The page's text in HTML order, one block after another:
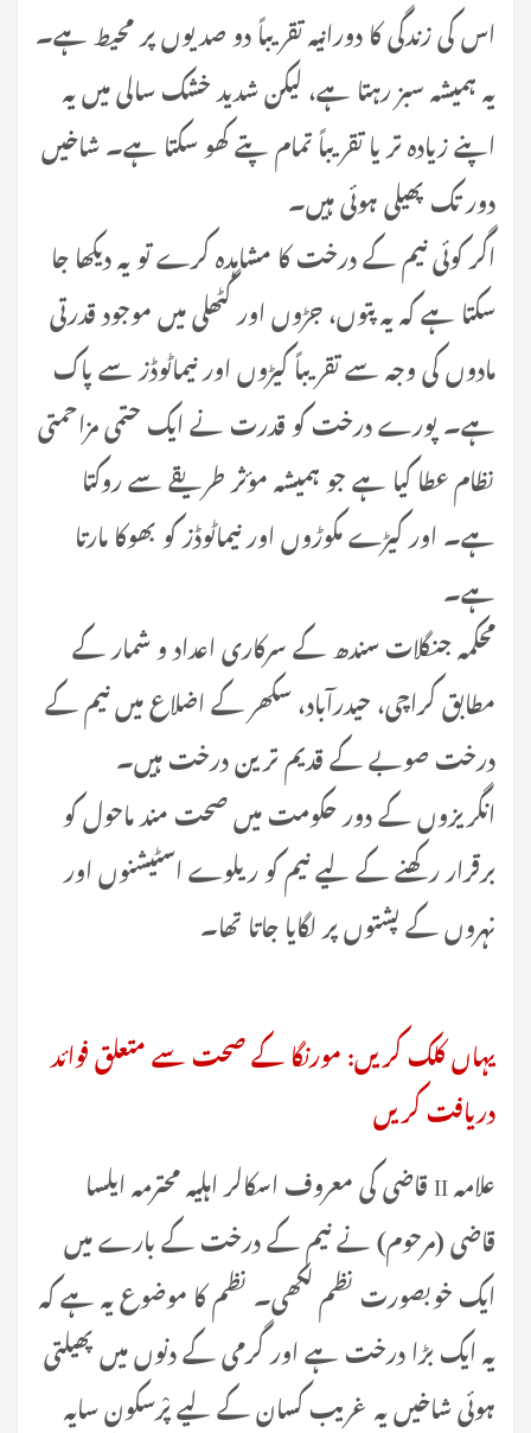
اس کی زندگی کا دورانیہ تقریباً دو صدیوں پر محیط ہے۔
یہ ہمیشہ سبز رہتا ہے، لیکن شدید خشک سالی میں یہ
اپنے زیادہ تر یا تقریباً تمام پتے کھو سکتا ہے۔ شاخیں
دور تک پھیلی ہوئی ہیں۔
اگر کوئی نیم کے درخت کا مشاہدہ کرے تو یہ دیکھا جا
سکتا ہے کہ یہ پتوں، جڑوں اور گٹھلی میں موجود قدرتی
مادوں کی وجہ سے تقریباً کیڑوں اور نیماٹوڈز سے پاک
ہے۔ پورے درخت کو قدرت نے ایک حتمی مزاحمتی
نظام عطا کیا ہے جو ہمیشہ مؤثر طریقے سے روکتا
ہے۔ اور کیڑے مکوڑوں اور نیماٹوڈز کو بھوکا مارتا
ہے۔
محکمہ جنگلات سندھ کے سرکاری اعداد و شمار کے
مطابق کراچی، حیدرآباد، سکھر کے اضلاع میں نیم کے
درخت صوبے کے قدیم ترین درخت ہیں۔
انگریزوں کے دور حکومت میں صحت مند ماحول کو
برقرار رکھنے کے لیے نیم کو ریلوے اسٹیشنوں اور
نہروں کے پشتوں پر لگایا جاتا تھا۔
یہاں کلک کریں: مورنگا کے صحت سے متعلق فوائد
دریافت کریں
علامہ II قاضی کی معروف اسکالر اہلیہ محترمہ ایلسا
قاضی (مرحوم) نے نیم کے درخت کے بارے میں
ایک خوبصورت نظم لکھی۔ نظم کا موضوع یہ ہے کہ
یہ ایک بڑا درخت ہے اور گرمی کے دنوں میں پھیلتی
ہوئی شاخیں یہ غریب کسان کے لیے پْرسکون سایہ